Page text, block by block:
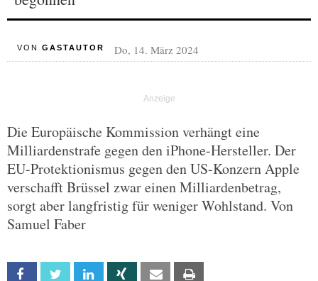
VON GASTAUTOR Do, 14. März 2024
Die Europäische Kommission verhängt eine
Milliardenstrafe gegen den iPhone-Hersteller. Der
EU-Protektionismus gegen den US-Konzern Apple
verschafft Brüssel zwar einen Milliardenbetrag,
sorgt aber langfristig für weniger Wohlstand. Von
Samuel Faber
Facebook Twitter Linkedin Xing Email